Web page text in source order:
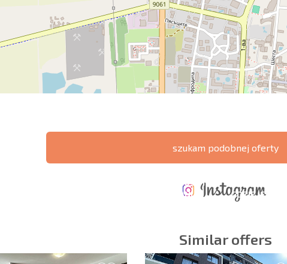
szukam podobnej oferty
ROCZNE KOSZTY
UTRZYMANIA
GDZIE JEST 6%
Similar offers